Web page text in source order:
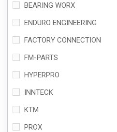
BEARING WORX
ENDURO ENGINEERING
FACTORY CONNECTION
FM-PARTS
HYPERPRO
INNTECK
KTM
PROX